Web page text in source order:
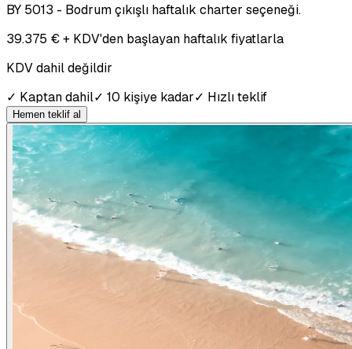
BY 5013 - Bodrum çıkışlı haftalık charter seçeneği.
39.375 € + KDV'den başlayan haftalık fiyatlarla
KDV dahil değildir
✓ Kaptan dahil✓ 10 kişiye kadar✓ Hızlı teklif
Hemen teklif al